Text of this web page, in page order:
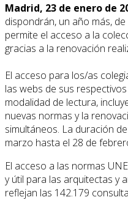
Madrid, 23 de enero de
dispondrán, un año más,
permite el acceso a la
gracias a la renovación
El acceso para los/as
las webs de sus
modalidad de lectura,
nuevas normas y la
simultáneos. La duración
marzo hasta el 28 de
El acceso a las normas
y útil para las arquitectas y
reflejan las 142.179